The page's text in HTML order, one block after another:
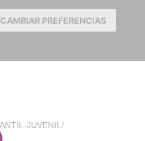
CAMBIAR PREFERENCIAS
JUVENIL /